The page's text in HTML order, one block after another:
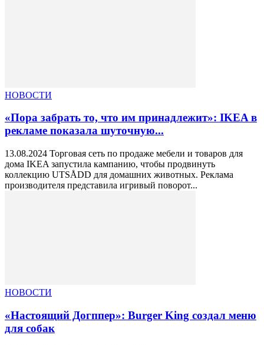
НОВОСТИ
«Пора забрать то, что им принадлежит»: IKEA в
рекламе показала шуточную...
13.08.2024 Торговая сеть по продаже мебели и товаров для
дома IKEA запустила кампанию, чтобы продвинуть
коллекцию UTSÅDD для домашних животных. Реклама
производителя представила игривый поворот...
НОВОСТИ
«Настоящий Догппер»: Burger King создал меню
для собак